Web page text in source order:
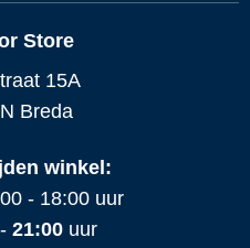
Store
15A
Breda
winkel:
- 18:00 uur
21:00uur